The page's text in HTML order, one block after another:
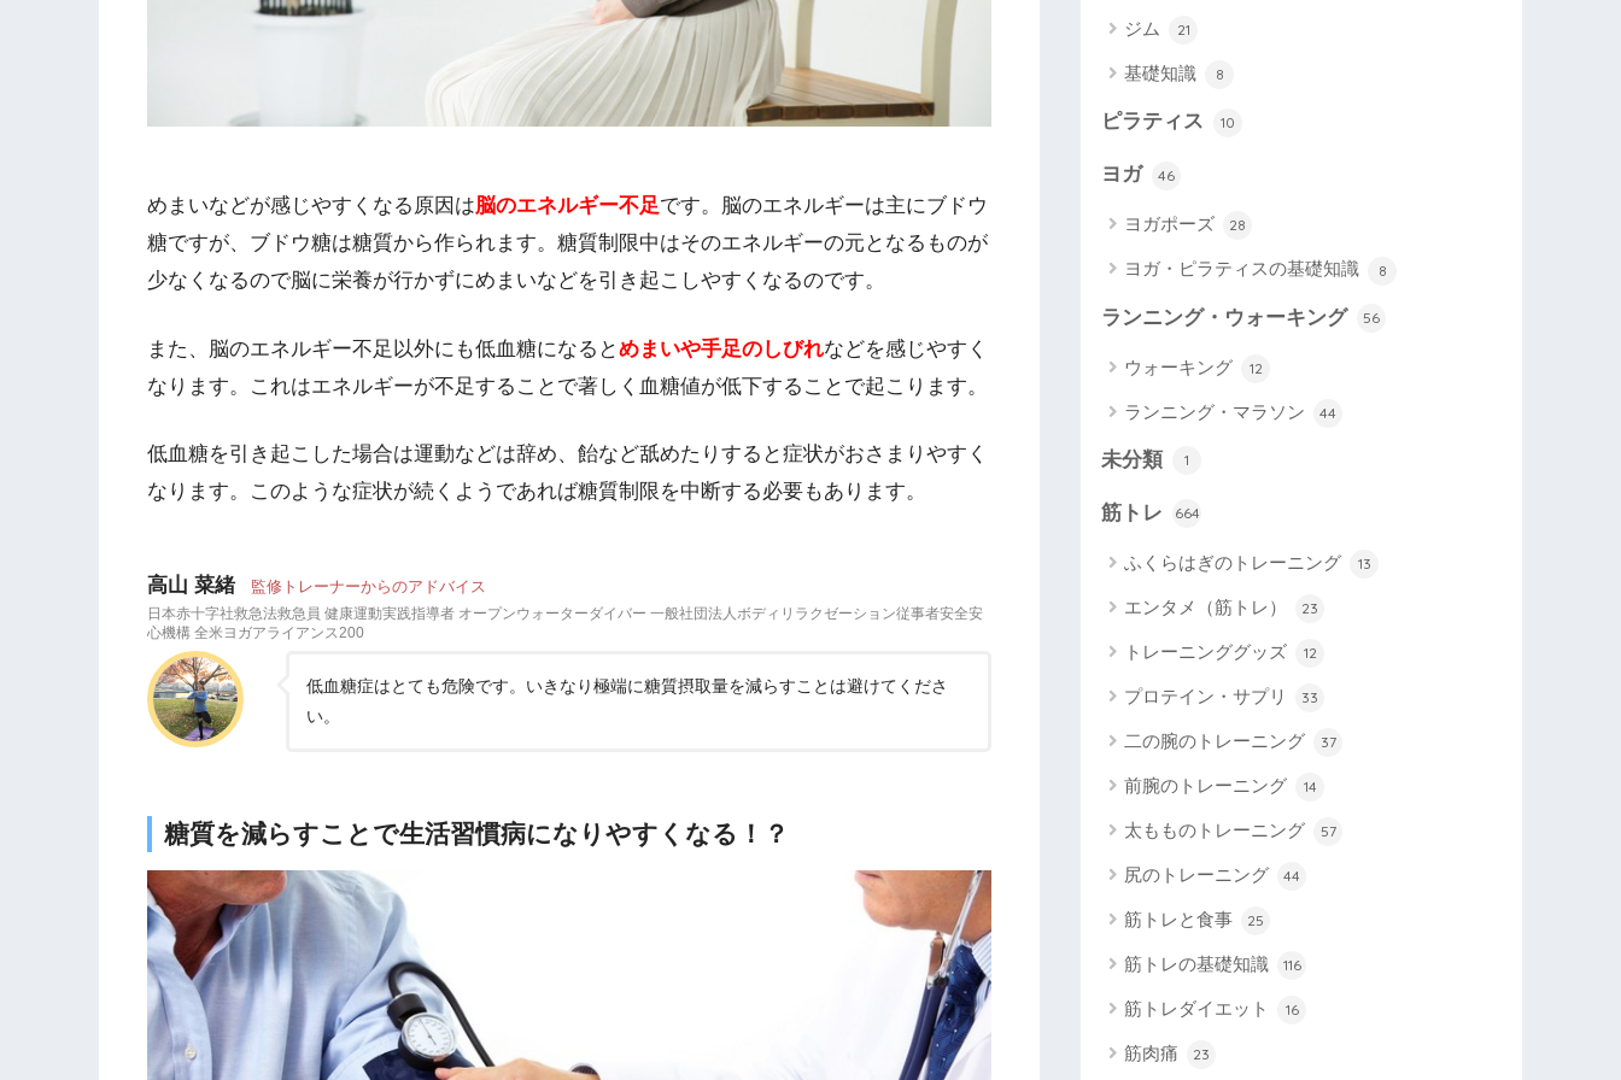
めまいなどが感じやすくなる原因は脳のエネルギー不足です。脳のエネルギーは主にブドウ
糖ですが、ブドウ糖は糖質から作られます。糖質制限中はそのエネルギーの元となるものが
少なくなるので脳に栄養が行かずにめまいなどを引き起こしやすくなるのです。
また、脳のエネルギー不足以外にも低血糖になるとめまいや手足のしびれなどを感じやすく
なります。これはエネルギーが不足することで著しく血糖値が低下することで起こります。
低血糖を引き起こした場合は運動などは辞め、飴など舐めたりすると症状がおさまりやすく
なります。このような症状が続くようであれば糖質制限を中断する必要もあります。
高山 菜緒 監修トレーナーからのアドバイス
日本赤十字社救急法救急員 健康運動実践指導者 オープンウォーターダイバー 一般社団法人ボディリラクゼーション従事者安全安
心機構 全米ヨガアライアンス200
低血糖症はとても危険です。いきなり極端に糖質摂取量を減らすことは避けてくださ
い。
糖質を減らすことで生活習慣病になりやすくなる！？
ジム 21
基礎知識 8
ピラティス 10
ヨガ 46
ヨガポーズ 28
ヨガ・ピラティスの基礎知識 8
ランニング・ウォーキング 56
ウォーキング 12
ランニング・マラソン 44
未分類 1
筋トレ 664
ふくらはぎのトレーニング 13
エンタメ（筋トレ） 23
トレーニンググッズ 12
プロテイン・サプリ 33
二の腕のトレーニング 37
前腕のトレーニング 14
太もものトレーニング 57
尻のトレーニング 44
筋トレと食事 25
筋トレの基礎知識 116
筋トレダイエット 16
筋肉痛 23